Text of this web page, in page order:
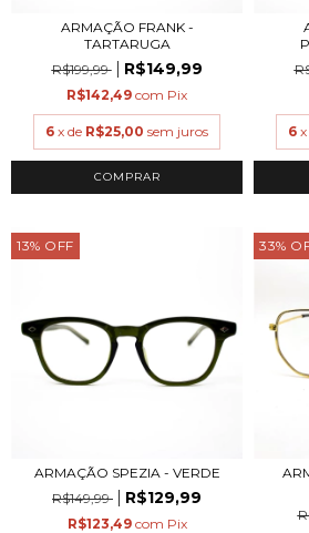
ARMAÇÃO FRANK -
TARTARUGA
R$199,99
R$149,99
R$142,49 com Pix
6 x de R$25,00 sem juros
COMPRAR
6 x
13% OFF
ARMAÇÃO SPEZIA - VERDE
R$149,99
R$129,99
R$123,49 com Pix
33%